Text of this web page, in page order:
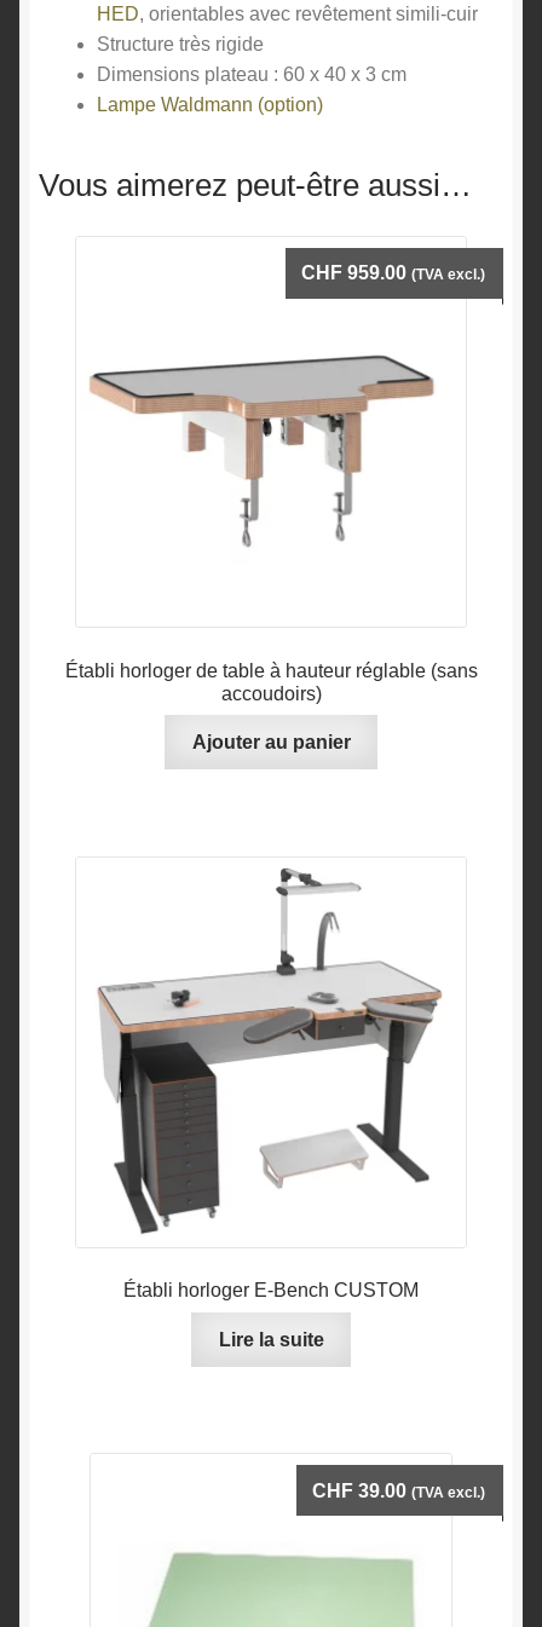
HED, orientables avec revêtement simili-cuir
Structure très rigide
Dimensions plateau : 60 x 40 x 3 cm
Lampe Waldmann (option)
Vous aimerez peut-être aussi…
Établi horloger de table à hauteur réglable (sans
accoudoirs)
CHF 959.00 (TVA excl.)
Ajouter au panier
Établi horloger E-Bench CUSTOM
Lire la suite
CHF 39.00 (TVA excl.)